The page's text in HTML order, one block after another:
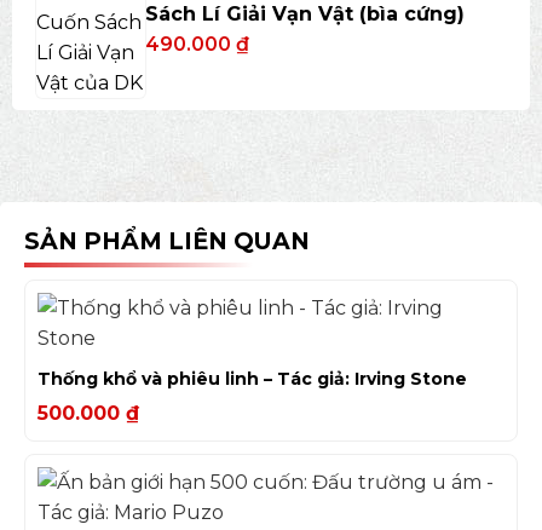
Sách Lí Giải Vạn Vật (bìa cứng)
490.000 ₫
SẢN PHẨM LIÊN QUAN
Thống khổ và phiêu linh – Tác giả: Irving Stone
500.000 ₫